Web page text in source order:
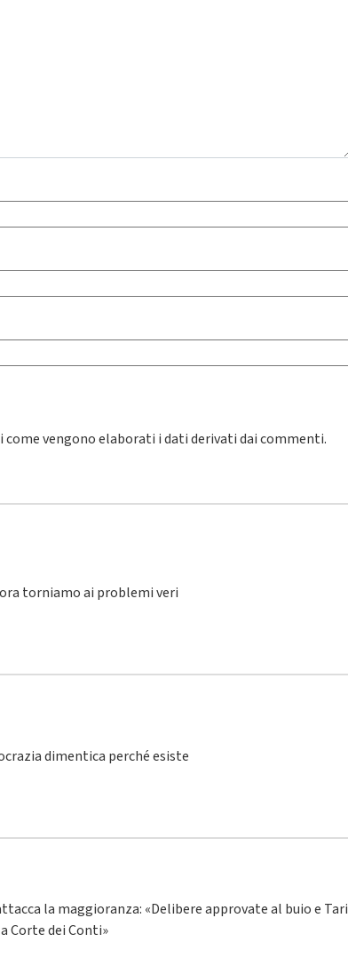
come vengono elaborati i dati derivati dai commenti.
torniamo ai problemi veri
dimentica perché esiste
la maggioranza: «Delibere approvate al buio e Tari
Corte dei Conti»